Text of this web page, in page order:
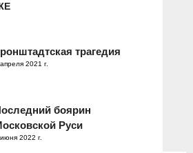
трагедия
2021 г.
боярин
Руси
2022 г.